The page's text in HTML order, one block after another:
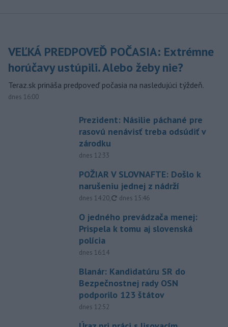
VEĽKÁ PREDPOVEĎ POČASIA: Extrémne
horúčavy ustúpili. Alebo žeby nie?
Teraz.sk prináša predpoveď počasia na nasledujúci týždeň.
dnes 16:00
Prezident: Násilie páchané pre
rasovú nenávisť treba odsúdiť v
zárodku
dnes 12:33
POŽIAR V SLOVNAFTE: Došlo k
narušeniu jednej z nádrží
dnes 14:20, aktualizované
dnes 15:46
O jedného prevádzača menej:
Prispela k tomu aj slovenská
polícia
dnes 16:14
Blanár: Kandidatúru SR do
Bezpečnostnej rady OSN
podporilo 123 štátov
dnes 12:52